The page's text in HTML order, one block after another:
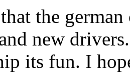
the
new
its fun. I